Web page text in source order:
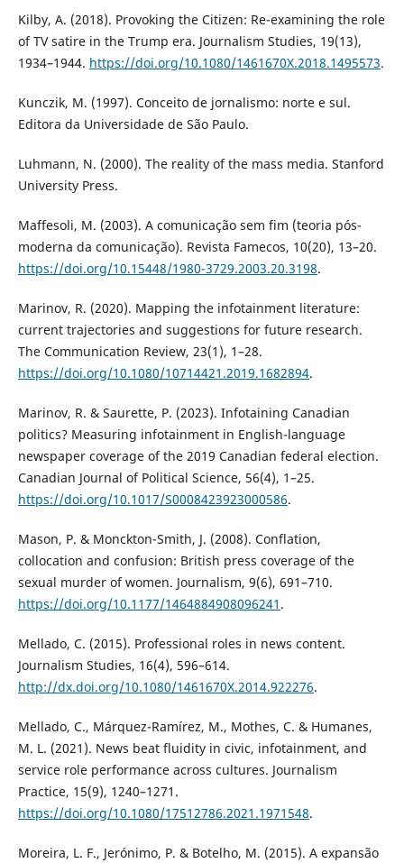
Kilby, A. (2018). Provoking the Citizen: Re-examining the role
of TV satire in the Trump era. Journalism Studies, 19(13),
1934–1944. https://doi.org/10.1080/1461670X.2018.1495573.
Kunczik, M. (1997). Conceito de jornalismo: norte e sul.
Editora da Universidade de São Paulo.
Luhmann, N. (2000). The reality of the mass media. Stanford
University Press.
Maffesoli, M. (2003). A comunicação sem fim (teoria pós-
moderna da comunicação). Revista Famecos, 10(20), 13–20.
https://doi.org/10.15448/1980-3729.2003.20.3198.
Marinov, R. (2020). Mapping the infotainment literature:
current trajectories and suggestions for future research.
The Communication Review, 23(1), 1–28.
https://doi.org/10.1080/10714421.2019.1682894.
Marinov, R. & Saurette, P. (2023). Infotaining Canadian
politics? Measuring infotainment in English-language
newspaper coverage of the 2019 Canadian federal election.
Canadian Journal of Political Science, 56(4), 1–25.
https://doi.org/10.1017/S0008423923000586.
Mason, P. & Monckton-Smith, J. (2008). Conflation,
collocation and confusion: British press coverage of the
sexual murder of women. Journalism, 9(6), 691–710.
https://doi.org/10.1177/1464884908096241 .
Mellado, C. (2015). Professional roles in news content.
Journalism Studies, 16(4), 596–614.
http://dx.doi.org/10.1080/1461670X.2014.922276.
Mellado, C., Márquez-Ramírez, M., Mothes, C. & Humanes,
M. L. (2021). News beat fluidity in civic, infotainment, and
service role performance across cultures. Journalism
Practice, 15(9), 1240–1271.
https://doi.org/10.1080/17512786.2021.1971548.
Moreira, L. F., Jerónimo, P. & Botelho, M. (2015). A expansão